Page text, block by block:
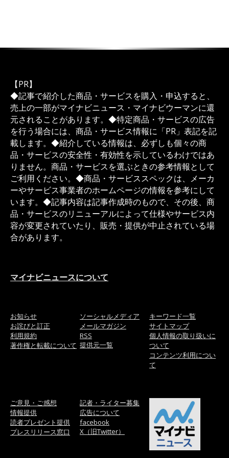
【PR】
◆記事で紹介した商品・サービスを購入・申込すると、
売上の一部がマイナビニュース・マイナビウーマンに還
元されることがあります。◆特定商品・サービスの広告
を行う場合には、商品・サービス情報に「PR」表記を記
載します。◆紹介している情報は、必ずしも個々の商
品・サービスの安全性・有効性を示しているわけではあ
りません。商品・サービスを選ぶときの参考情報として
ご利用ください。◆商品・サービススペックは、メーカ
ーやサービス事業者のホームページの情報を参考にして
います。◆記事内容は記事作成時のもので、その後、商
品・サービスのリニューアルによって仕様やサービス内
容が変更されていたり、販売・提供が中止されている場
合があります。
マイナビニュースについて
お知らせ
お詫びと訂正
利用規約
著作権と転載について
ソーシャルメディア
メールマガジン
RSS
提供元一覧
キーワード一覧
サイトマップ
個人情報の取り扱いに
ついて
コンテンツ利用につい
て
ご意見・ご感想
情報提供
読者プレゼント提供
プレスリリース窓口
記者・ライター募集
広告について
facebook
X（旧Twitter）